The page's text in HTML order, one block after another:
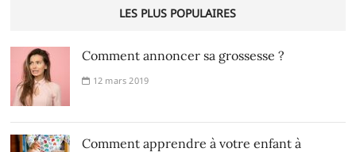
LES PLUS POPULAIRES
Comment annoncer sa grossesse ?
12 mars 2019
Comment apprendre à votre enfant à